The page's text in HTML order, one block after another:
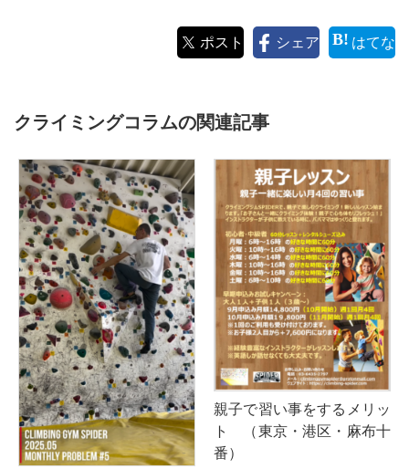
ポスト シェア はてな
クライミングコラムの関連記事
親子で習い事をするメリッ
ト （東京・港区・麻布十
番）